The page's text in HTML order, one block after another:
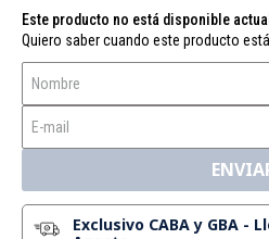
Este producto no está disponible
Quiero saber cuando este producto
Exclusivo CABA y GBA -